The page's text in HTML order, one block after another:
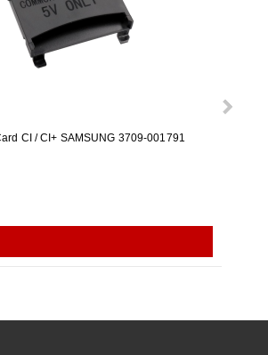
CI / CI+ SAMSUNG 3709-001791